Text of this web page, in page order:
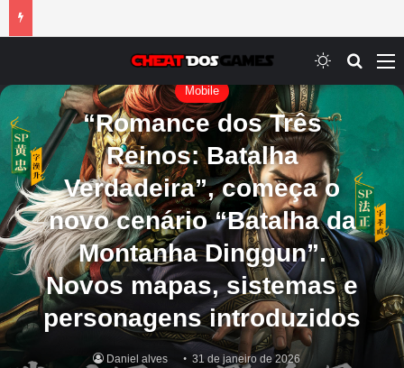
Switch skin
Mobile
“Romance dos Três
Reinos: Batalha
Verdadeira”, começa o
novo cenário “Batalha da
Montanha Dinggun”.
Novos mapas, sistemas e
personagens introduzidos
Daniel alves 31 de janeiro de 2026